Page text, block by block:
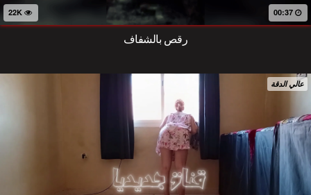
00:37
رقص بالشفاف
عالي الدقة